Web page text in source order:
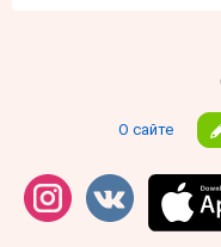
О сайте